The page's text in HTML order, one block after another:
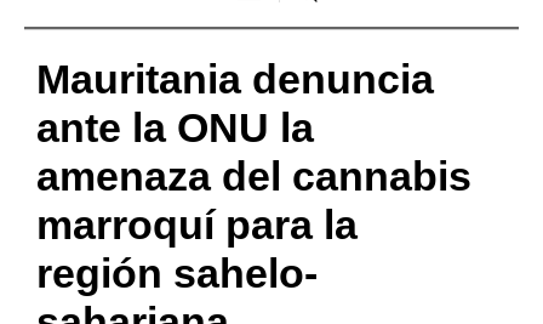
Mauritania denuncia
ante la ONU la
amenaza del cannabis
marroquí para la
región sahelo-